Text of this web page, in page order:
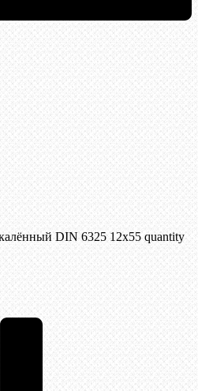
DIN 6325 12х55 quantity